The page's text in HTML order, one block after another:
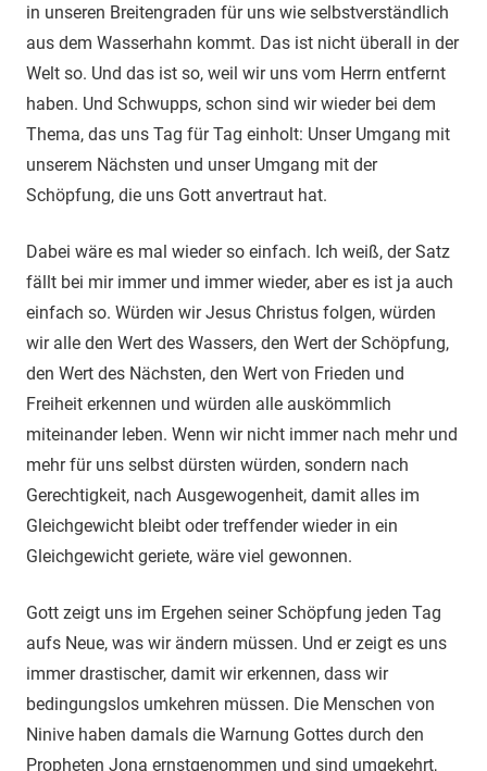
in unseren Breitengraden für uns wie selbstverständlich
aus dem Wasserhahn kommt. Das ist nicht überall in der
Welt so. Und das ist so, weil wir uns vom Herrn entfernt
haben. Und Schwupps, schon sind wir wieder bei dem
Thema, das uns Tag für Tag einholt: Unser Umgang mit
unserem Nächsten und unser Umgang mit der
Schöpfung, die uns Gott anvertraut hat.
Dabei wäre es mal wieder so einfach. Ich weiß, der Satz
fällt bei mir immer und immer wieder, aber es ist ja auch
einfach so. Würden wir Jesus Christus folgen, würden
wir alle den Wert des Wassers, den Wert der Schöpfung,
den Wert des Nächsten, den Wert von Frieden und
Freiheit erkennen und würden alle auskömmlich
miteinander leben. Wenn wir nicht immer nach mehr und
mehr für uns selbst dürsten würden, sondern nach
Gerechtigkeit, nach Ausgewogenheit, damit alles im
Gleichgewicht bleibt oder treffender wieder in ein
Gleichgewicht geriete, wäre viel gewonnen.
Gott zeigt uns im Ergehen seiner Schöpfung jeden Tag
aufs Neue, was wir ändern müssen. Und er zeigt es uns
immer drastischer, damit wir erkennen, dass wir
bedingungslos umkehren müssen. Die Menschen von
Ninive haben damals die Warnung Gottes durch den
Propheten Jona ernstgenommen und sind umgekehrt,